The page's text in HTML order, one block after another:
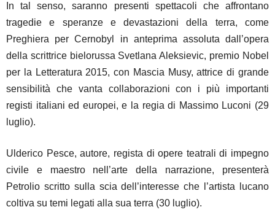
In tal senso, saranno presenti spettacoli che affrontano
tragedie e speranze e devastazioni della terra, come
Preghiera per Cernobyl in anteprima assoluta dall’opera
della scrittrice bielorussa Svetlana Aleksievic, premio Nobel
per la Letteratura 2015, con Mascia Musy, attrice di grande
sensibilità che vanta collaborazioni con i più importanti
registi italiani ed europei, e la regia di Massimo Luconi (29
luglio).
Ulderico Pesce, autore, regista di opere teatrali di impegno
civile e maestro nell’arte della narrazione, presenterà
Petrolio scritto sulla scia dell’interesse che l’artista lucano
coltiva su temi legati alla sua terra (30 luglio).